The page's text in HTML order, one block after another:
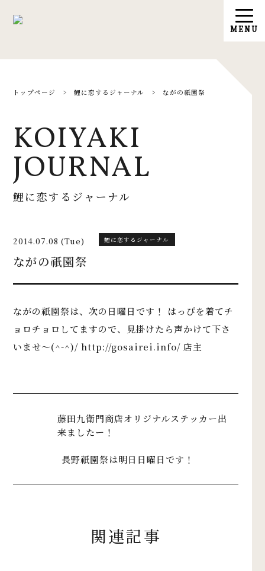
トップページ >鯉に恋するジャーナル >ながの祇園祭
KOIYAKI
JOURNAL
鯉に恋するジャーナル
2014.07.08 (Tue) 鯉に恋するジャーナル
ながの祇園祭
ながの祇園祭は、次の日曜日です！ はっぴを着てチ
ョロチョロしてますので、見掛けたら声かけて下さ
いませ～(^-^)/http://gosairei.info/ 店主
藤田九衛門商店オリジナルステッカー出
来ましたー！
長野祇園祭は明日日曜日です！
関連記事